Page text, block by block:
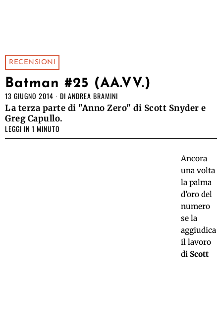
RECENSIONI
Batman #25 (AA.VV.)
13 GIUGNO 2014 DI ANDREA BRAMINI
La terza parte di "Anno Zero" di Scott Snyder e
Greg Capullo.
LEGGI IN 1 MINUTO
Ancora
una volta
la palma
d’oro del
numero
se la
aggiudica
il lavoro
di Scott